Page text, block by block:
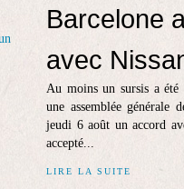
Barcelone
avec
Au moins un sursis a été
une assemblée générale
jeudi 6 août un accord
accepté...
LIRE LA SUITE